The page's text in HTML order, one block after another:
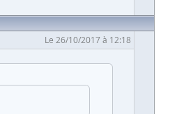
Le 26/10/2017 à 12:18